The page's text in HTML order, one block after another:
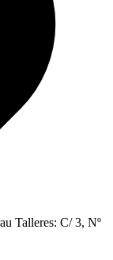
Talleres: C/ 3, Nº